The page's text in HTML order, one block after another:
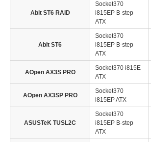
Abit ST6 RAID
Socket370
i815EP B-step
ATX
Abit ST6
Socket370
i815EP B-step
ATX
AOpen AX3S PRO
Socket370 i815E
ATX
AOpen AX3SP PRO
Socket370
i815EP ATX
ASUSTeK TUSL2C
Socket370
i815EP B-step
ATX